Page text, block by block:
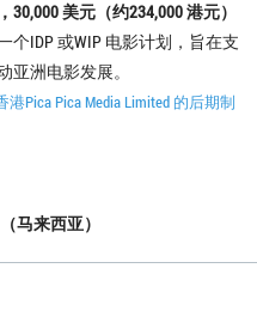
美元（约234,000 港元）
个IDP 或WIP 电影计划，旨在支
亚洲电影发展。
Pica Pica Media Limited 的后期制
马来西亚）